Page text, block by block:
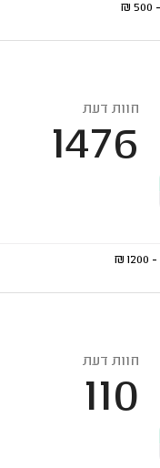
₪
חוות דעת
1476
₪
חוות דעת
110